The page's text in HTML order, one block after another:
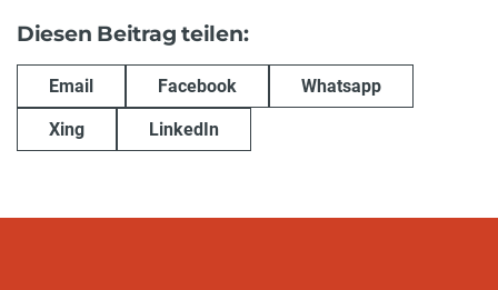
Diesen Beitrag teilen:
Email Facebook Whatsapp
Xing LinkedIn